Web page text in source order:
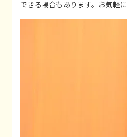
できる場合もあります。お気軽